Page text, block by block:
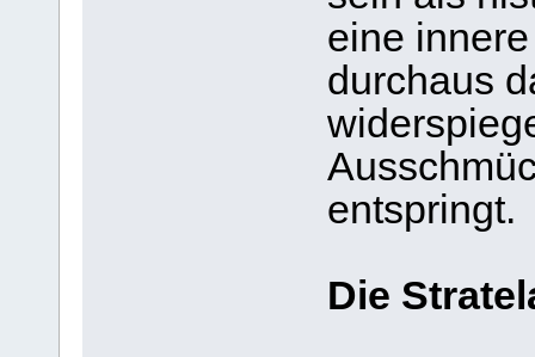
eine
durchaus
entspringt.
Die